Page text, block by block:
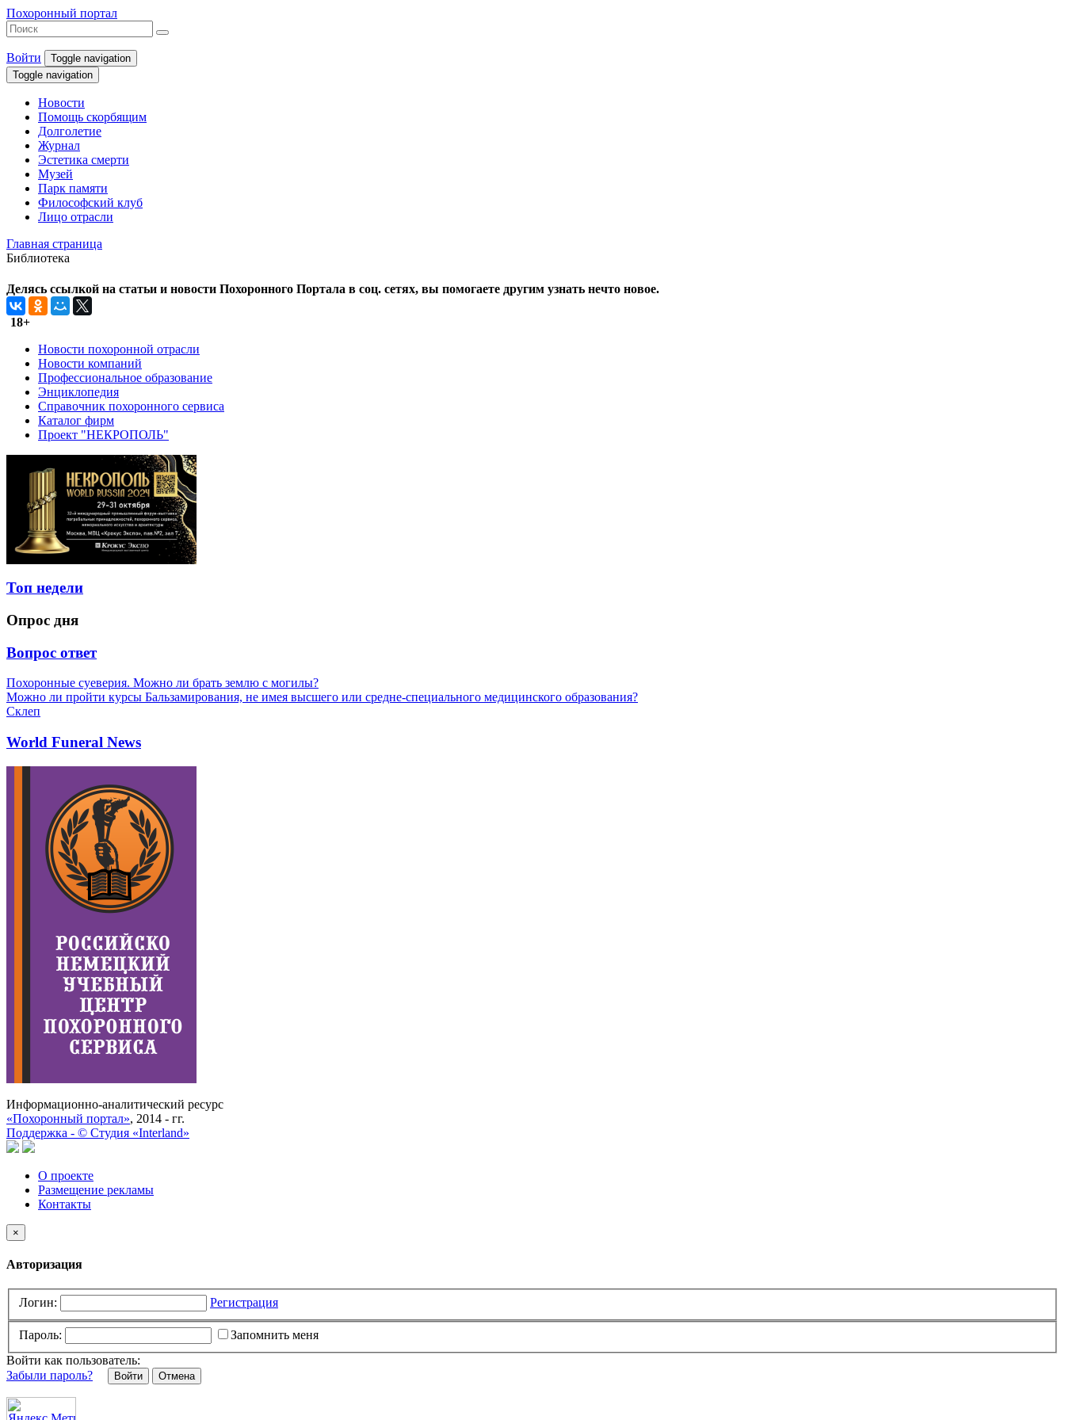
Похоронный портал
Войти
Toggle navigation
Toggle navigation
Новости
Помощь скорбящим
Долголетие
Журнал
Эстетика смерти
Музей
Парк памяти
Философский клуб
Лицо отрасли
Главная страница
Библиотека
Делясь ссылкой на статьи и новости Похоронного Портала в соц. сетях, вы помогаете другим узнать нечто новое.
18+
Новости похоронной отрасли
Новости компаний
Профессиональное образование
Энциклопедия
Справочник похоронного сервиса
Каталог фирм
Проект "НЕКРОПОЛЬ"
Топ недели
Опрос дня
Вопрос ответ
Похоронные суеверия. Можно ли брать землю с могилы?
Можно ли пройти курсы Бальзамирования, не имея высшего или средне-специального медицинского образования?
Склеп
World Funeral News
Информационно-аналитический ресурс
«Похоронный портал», 2014 - гг.
Поддержка - © Cтудия «Interland»
О проекте
Размещение рекламы
Контакты
×
Авторизация
Логин: Регистрация
Пароль:
Запомнить меня
Войти как пользователь:
Забыли пароль?
Отмена